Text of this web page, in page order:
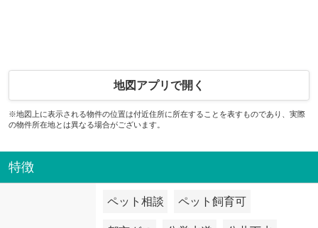
地図アプリで開く
※地図上に表示される物件の位置は付近住所に所在することを表すものであり、実際
の物件所在地とは異なる場合がございます。
特徴
ペット相談 ペット飼育可